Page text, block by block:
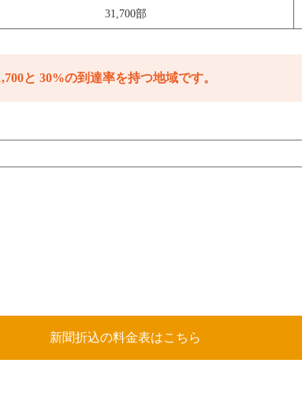
31,700部
と 30%の到達率を持つ地域です。
新聞折込の料金表はこちら